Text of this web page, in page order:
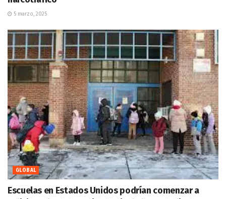
5 marzo, 2025
GLOBAL
Escuelas en Estados Unidos podrían comenzar a